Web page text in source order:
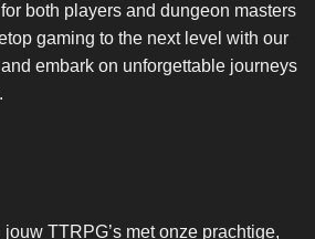
both players and dungeon masters
gaming to the next level with our
embark on unforgettable journeys
TTRPG’s met onze prachtige,